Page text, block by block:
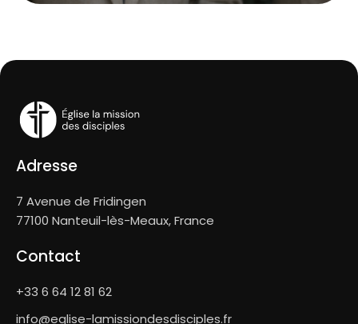
Contact
+33 6 64 12 81 62
info@eglise-lamissiondesdisciples.fr
Adresse
7 Avenue de Fridingen
77100 Nanteuil-lès-Meaux, France